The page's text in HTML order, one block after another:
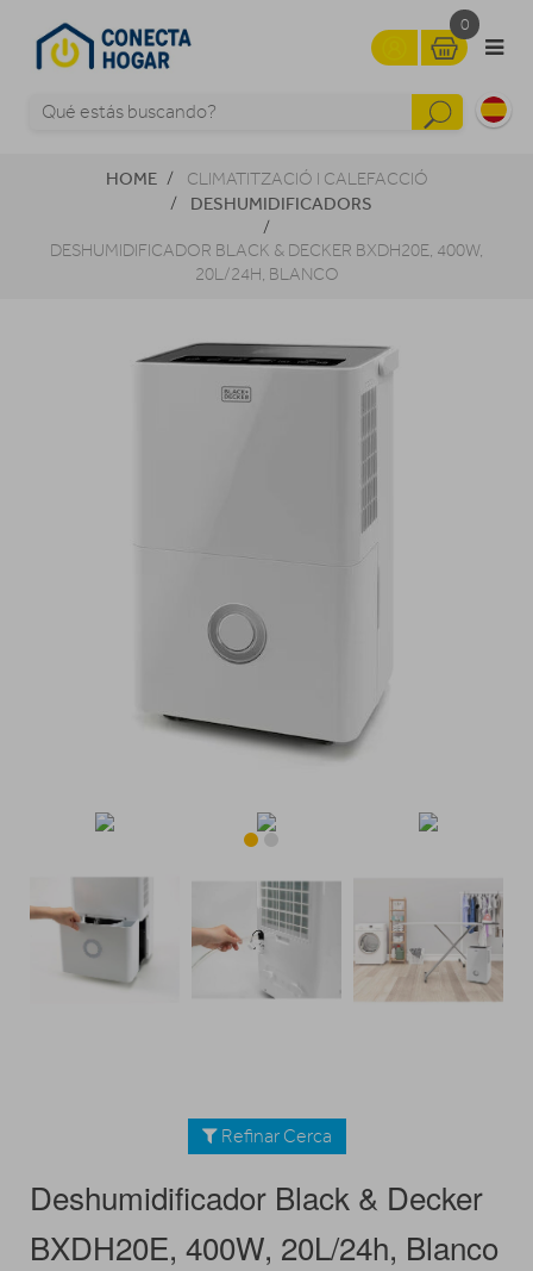
0
HOME CLIMATITZACIÓ I CALEFACCIÓ
DESHUMIDIFICADORS
DESHUMIDIFICADOR BLACK & DECKER BXDH20E, 400W,
20L/24H, BLANCO
Refinar Cerca
Deshumidificador Black & Decker
BXDH20E, 400W, 20L/24h, Blanco